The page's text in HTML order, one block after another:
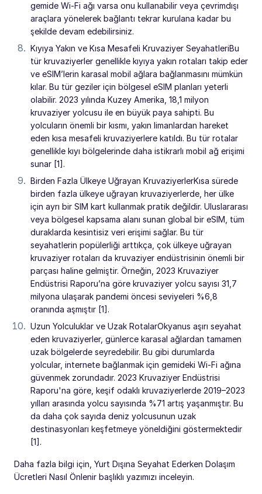
gemide Wi-Fi ağı varsa onu kullanabilir veya çevrimdışı
araçlara yönelerek bağlantı tekrar kurulana kadar bu
şekilde devam edebilirsiniz.
Kıyıya Yakın ve Kısa Mesafeli Kruvaziyer SeyahatleriBu
tür kruvaziyerler genellikle kıyıya yakın rotaları takip eder
ve eSIM’lerin karasal mobil ağlara bağlanmasını mümkün
kılar. Bu tür geziler için bölgesel eSIM planları yeterli
olabilir. 2023 yılında Kuzey Amerika, 18,1 milyon
kruvaziyer yolcusu ile en büyük paya sahipti. Bu
yolcuların önemli bir kısmı, yakın limanlardan hareket
eden kısa mesafeli kruvaziyerlere katıldı. Bu tür rotalar
genellikle kıyı bölgelerinde daha istikrarlı mobil ağ erişimi
sunar [1].
Birden Fazla Ülkeye Uğrayan KruvaziyerlerKısa sürede
birden fazla ülkeye uğrayan kruvaziyerlerde, her ülke
için ayrı bir SIM kart kullanmak pratik değildir. Uluslararası
veya bölgesel kapsama alanı sunan global bir eSIM, tüm
duraklarda kesintisiz veri erişimi sağlar. Bu tür
seyahatlerin popülerliği arttıkça, çok ülkeye uğrayan
kruvaziyer rotaları da kruvaziyer endüstrisinin önemli bir
parçası haline gelmiştir. Örneğin, 2023 Kruvaziyer
Endüstrisi Raporu’na göre kruvaziyer yolcu sayısı 31,7
milyona ulaşarak pandemi öncesi seviyeleri %6,8
oranında aşmıştır [1].
Uzun Yolculuklar ve Uzak RotalarOkyanus aşırı seyahat
eden kruvaziyerler, günlerce karasal ağlardan tamamen
uzak bölgelerde seyredebilir. Bu gibi durumlarda
yolcular, internete bağlanmak için gemideki Wi-Fi ağına
güvenmek zorundadır. 2023 Kruvaziyer Endüstrisi
Raporu'na göre, keşif odaklı kruvaziyerlerde 2019–2023
yılları arasında yolcu sayısında %71 artış yaşanmıştır. Bu
da daha çok sayıda deniz yolcusunun uzak
destinasyonları keşfetmeye yöneldiğini göstermektedir
[1].
Daha fazla bilgi için, Yurt Dışına Seyahat Ederken Dolaşım
Ücretleri Nasıl Önlenir başlıklı yazımızı inceleyin.